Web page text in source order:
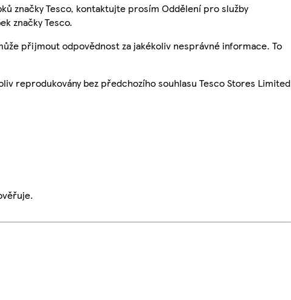
značky Tesco, kontaktujte prosím Oddělení pro služby
značky Tesco.
přijmout odpovědnost za jakékoliv nesprávné informace. To
reprodukovány bez předchozího souhlasu Tesco Stores Limited